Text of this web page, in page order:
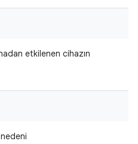
etkilenen cihazın
nedeni